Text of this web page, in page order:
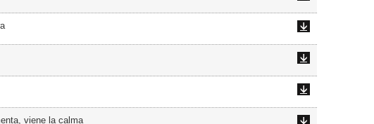
viene la calma